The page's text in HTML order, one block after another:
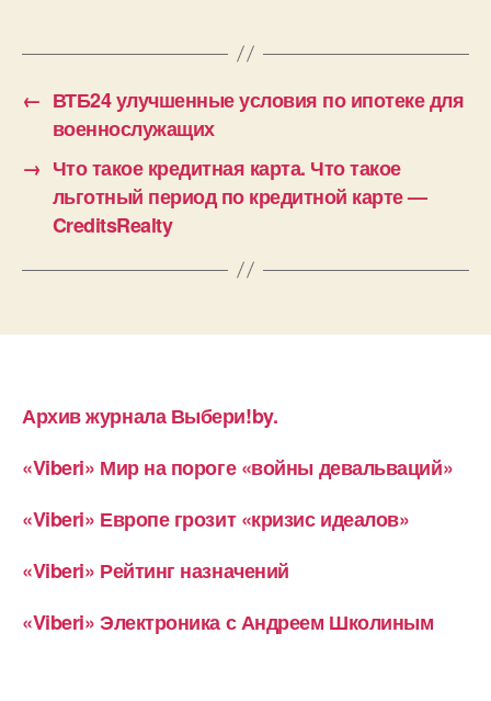
← ВТБ24 улучшенные условия по ипотеке для
военнослужащих
→ Что такое кредитная карта. Что такое
льготный период по кредитной карте —
CreditsRealty
Архив журнала Выбери!by.
«Viberi» Мир на пороге «войны девальваций»
«Viberi» Европе грозит «кризис идеалов»
«Viberi» Рейтинг назначений
«Viberi» Электроника с Андреем Школиным